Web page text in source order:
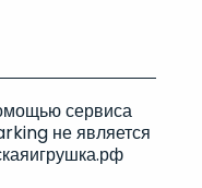
сервиса
не является